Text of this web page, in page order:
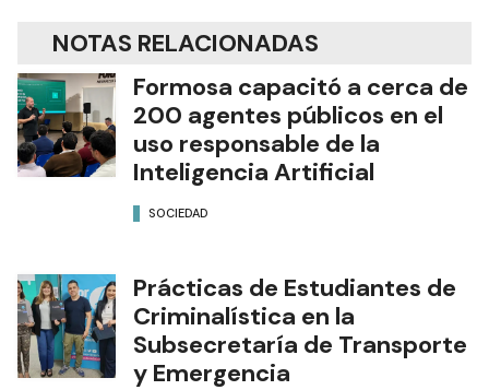
NOTAS RELACIONADAS
Formosa capacitó a cerca de
200 agentes públicos en el
uso responsable de la
Inteligencia Artificial
SOCIEDAD
Prácticas de Estudiantes de
Criminalística en la
Subsecretaría de Transporte
y Emergencia